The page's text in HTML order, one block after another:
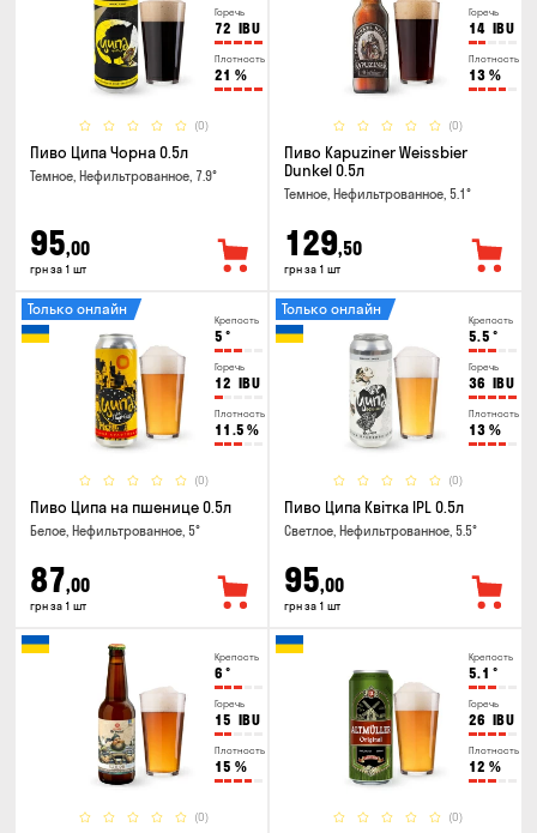
Горечь
72 IBU
Плотность
21 %
(0)
Пиво Ципа Чорна 0.5л
Темное, Нефильтрованное, 7.9°
95,00
грн за 1 шт
Горечь
14 IBU
Плотность
13 %
(0)
Пиво Kapuziner Weissbier
Dunkel 0.5л
Темное, Нефильтрованное, 5.1°
129,50
грн за 1 шт
Крепость
5 °
Горечь
12 IBU
Плотность
11.5 %
(0)
Только онлайн
Пиво Ципа на пшенице 0.5л
Белое, Нефильтрованное, 5°
87,00
грн за 1 шт
Крепость
5.5 °
Горечь
36 IBU
Плотность
13 %
(0)
Только онлайн
Пиво Ципа Квітка IPL 0.5л
Светлое, Нефильтрованное, 5.5°
95,00
грн за 1 шт
Крепость
6 °
Горечь
15 IBU
Плотность
15 %
(0)
Крепость
5.1 °
Горечь
26 IBU
Плотность
12 %
(0)